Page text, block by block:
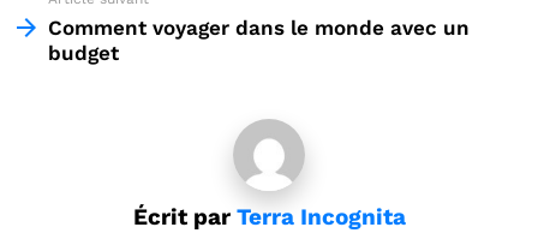
Comment voyager dans le monde avec un
budget
Écrit par Terra Incognita